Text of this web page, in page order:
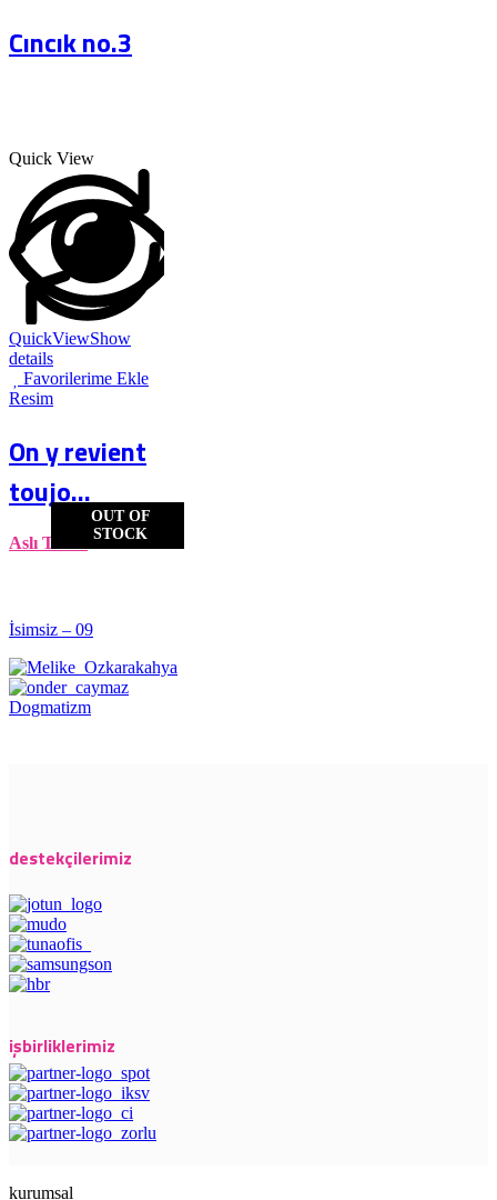
Cıncık no.3
OUT OF
STOCK
Quick View
QuickViewShow
details
Favorilerime Ekle
Resim
On y revient
toujo...
Aslı Torcu
İsimsiz – 09
Dogmatizm
destekçilerimiz
işbirliklerimiz
kurumsal